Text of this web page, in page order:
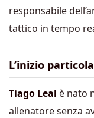
responsabile
tattico in tempo
L’inizio
Tiago Leal è nato
allenatore senza